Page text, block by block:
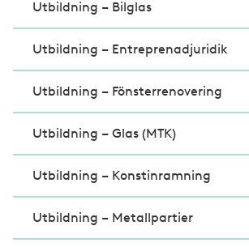
Utbildning – Bilglas
Utbildning – Entreprenadjuridik
Utbildning – Fönsterrenovering
Utbildning – Glas (MTK)
Utbildning – Konstinramning
Utbildning – Metallpartier